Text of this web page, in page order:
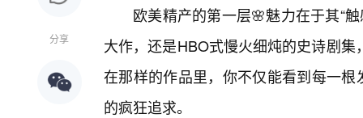
分享
欧美精产的第一层🌸魅力在于其“
大作，还是HBO式慢火细炖的史诗剧
在那样的作品里，你不仅能看到每一
的疯狂追求。